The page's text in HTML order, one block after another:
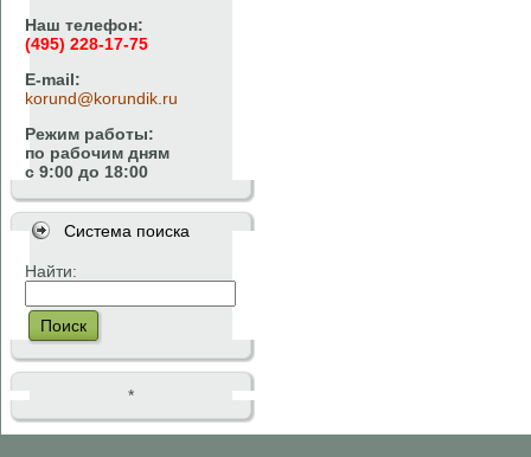
Наш телефон:
(495) 228-17-75
E-mail:
korund@korundik.ru
Режим работы:
по рабочим дням
с 9:00 до 18:00
Система поиска
Найти:
Поиск
*